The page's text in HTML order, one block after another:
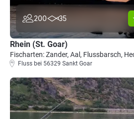
200 35
Rhein (St. Goar)
Fischarten: Zander, Aal, Flussbarsch,
Fluss bei 56329 Sankt Goar